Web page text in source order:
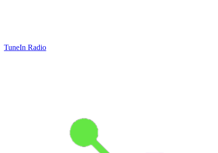
TuneIn Radio